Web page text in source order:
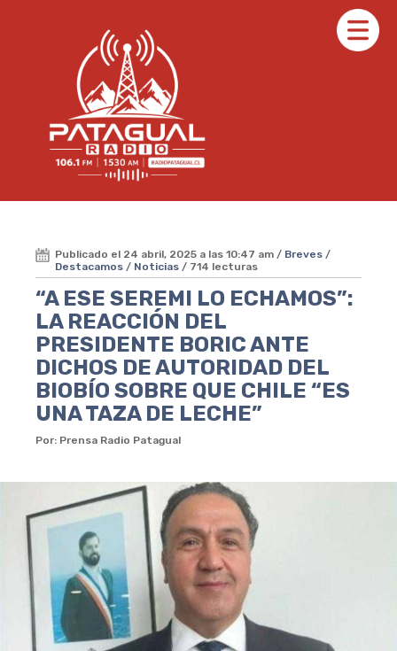
Publicado el 24 abril, 2025 a las 10:47 am / Breves /
Destacamos / Noticias / 714 lecturas
“A ESE SEREMI LO ECHAMOS”:
LA REACCIÓN DEL
PRESIDENTE BORIC ANTE
DICHOS DE AUTORIDAD DEL
BIOBÍO SOBRE QUE CHILE “ES
UNA TAZA DE LECHE”
Por: Prensa Radio Patagual